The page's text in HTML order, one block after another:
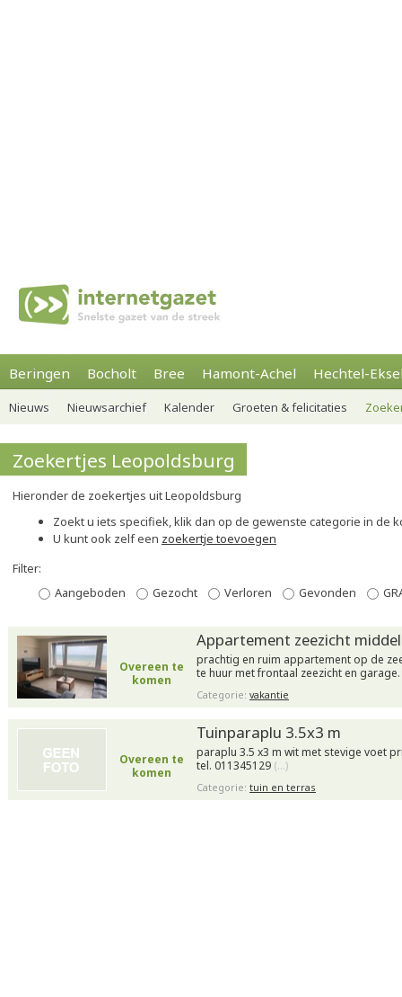
Beringen Bocholt Bree Hamont-Achel Hechtel-
Nieuws Nieuwsarchief Kalender Groeten & felicitaties
Zoekertjes Leopoldsburg
Hieronder de zoekertjes uit Leopoldsburg
Zoekt u iets specifiek, klik dan op de gewenste categorie in de
U kunt ook zelf een zoekertje toevoegen
Filter:
Aangeboden
Gezocht Verloren Gevonden
Overeen te
komen
Appartement zeezicht
prachtig en ruim appartement op de
te huur met frontaal zeezicht en garage.
Categorie: vakantie
Overeen te
komen
Tuinparaplu 3.5x3 m
paraplu 3.5 x3 m wit met stevige voet
tel. 011345129 (…)
Categorie: tuin en terras